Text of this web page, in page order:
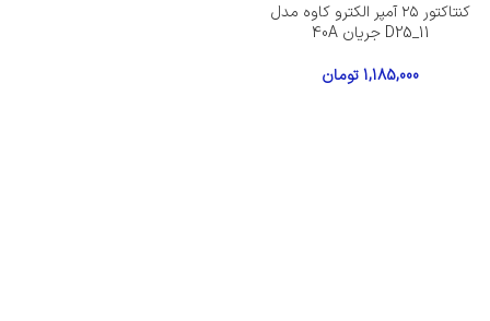
کنتاکتور ۲۵ آمپر الکترو کاوه مدل
D25_11 جریان 40A
1,185,000تومان